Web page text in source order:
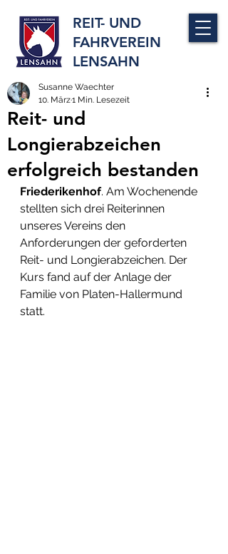
REIT- UND
FAHRVEREIN
LENSAHN
Reit- und
Longierabzeichen
erfolgreich bestanden
Susanne Waechter
10. März1 Min. Lesezeit
Friederikenhof. Am Wochenende
stellten sich drei Reiterinnen
unseres Vereins den
Anforderungen der geforderten
Reit- und Longierabzeichen. Der
Kurs fand auf der Anlage der
Familie von Platen-Hallermund
statt.